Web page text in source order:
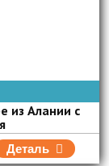
из Алании с
Деталь